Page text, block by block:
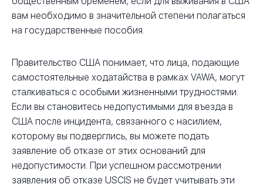
вам необходимо в значительной степени полагаться
на государственные пособия.
Правительство США понимает, что лица, подающие
самостоятельные ходатайства в рамках VAWA, могут
сталкиваться с особыми жизненными трудностями.
Если вы становитесь недопустимыми для въезда в
США после инцидента, связанного с насилием,
которому вы подверглись, вы можете подать
заявление об отказе от этих оснований для
недопустимости. При успешном рассмотрении
заявления об отказе USCIS не будет учитывать эти